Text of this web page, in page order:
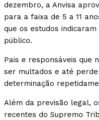
dezembro, a Anvisa
para a faixa de 5 a 11
que os estudos
público.
Pais e responsáveis que
ser multados e até
determinação
Além da previsão legal,
recentes do Supremo